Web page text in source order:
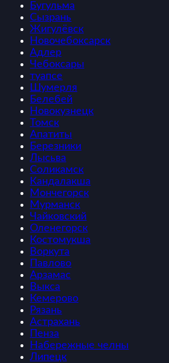
Бугульма
Сызрань
Жигулёвск
Новочебоксарск
Адлер
Чебоксары
туапсе
Шумерля
Белебей
Новокузнецк
Томск
Апатиты
Березники
Лысьва
Соликамск
Кандалакша
Мончегорск
Мурманск
Чайковский
Оленегорск
Костомукша
Воркута
Павлово
Арзамас
Выкса
Кемерово
Рязань
Астрахань
Пенза
Набережные челны
Липецк